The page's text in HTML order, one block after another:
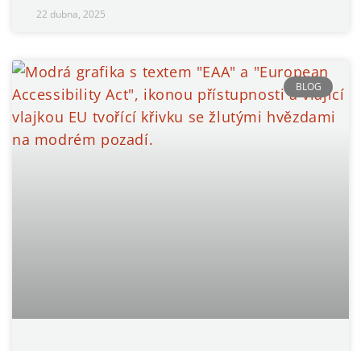
22 dubna, 2025
BLOG